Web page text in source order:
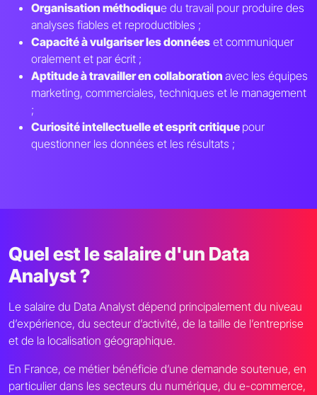
Organisation méthodique du travail pour produire des
analyses fiables et reproductibles ;
Capacité à vulgariser les données et communiquer
oralement et par écrit ;
Aptitude à travailler en collaboration avec les équipes
marketing, commerciales, techniques et le management
;
Curiosité intellectuelle et esprit critique pour
questionner les données et les résultats ;
Quel est le salaire d'un Data
Analyst ?
Le salaire du Data Analyst dépend principalement du niveau
d’expérience, du secteur d’activité, de la taille de l’entreprise
et de la localisation géographique.
En France, ce métier bénéficie d’une demande soutenue, en
particulier dans les secteurs du numérique, du e-commerce,